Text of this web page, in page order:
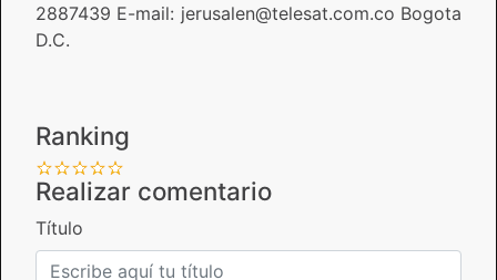
2887439 E-mail: jerusalen@telesat.com.co Bogota
D.C.
Ranking
Realizar comentario
Título